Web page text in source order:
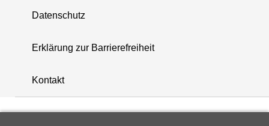
+
−
Datenschutz
Erklärung zur Barrierefreiheit
Kontakt